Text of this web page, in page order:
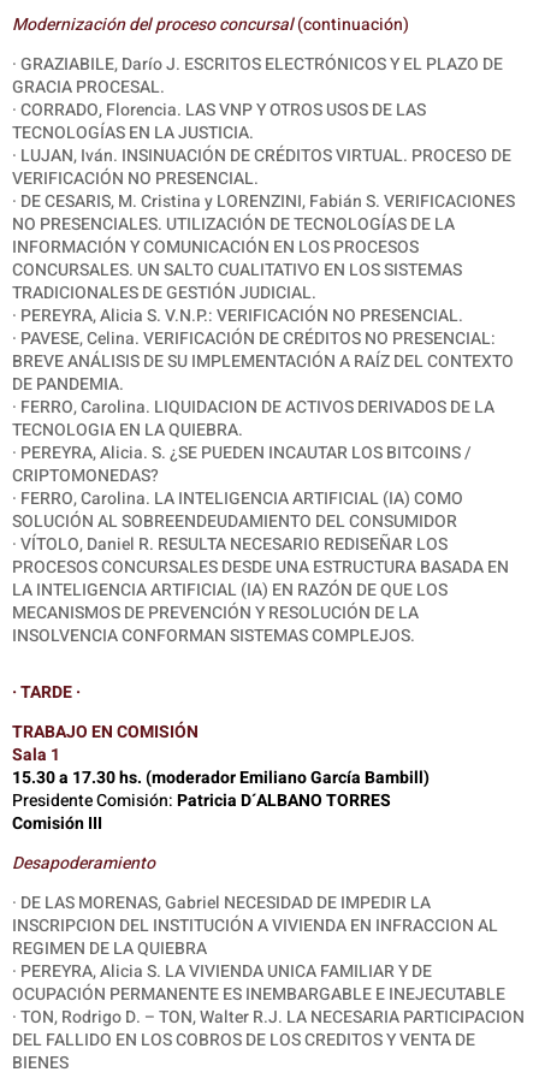
Modernización del proceso concursal(continuación)
· GRAZIABILE, Darío J. ESCRITOS ELECTRÓNICOS Y EL PLAZO DE
GRACIA PROCESAL.
·CORRADO, Florencia. LAS VNP Y OTROS USOS DE LAS
TECNOLOGÍAS EN LA JUSTICIA.
· LUJAN, Iván. INSINUACIÓN DE CRÉDITOS VIRTUAL. PROCESO DE
VERIFICACIÓN NO PRESENCIAL.
· DE CESARIS, M. Cristina y LORENZINI, Fabián S. VERIFICACIONES
NO PRESENCIALES. UTILIZACIÓN DE TECNOLOGÍAS DE LA
INFORMACIÓN Y COMUNICACIÓN EN LOS PROCESOS
CONCURSALES. UN SALTO CUALITATIVO EN LOS SISTEMAS
TRADICIONALES DE GESTIÓN JUDICIAL.
· PEREYRA, Alicia S. V.N.P.: VERIFICACIÓN NO PRESENCIAL.
· PAVESE, Celina. VERIFICACIÓN DE CRÉDITOS NO PRESENCIAL:
BREVE ANÁLISIS DE SU IMPLEMENTACIÓN A RAÍZ DEL CONTEXTO
DE PANDEMIA.
· FERRO, Carolina. LIQUIDACION DE ACTIVOS DERIVADOS DE LA
TECNOLOGIA EN LA QUIEBRA.
· PEREYRA, Alicia. S. ¿SE PUEDEN INCAUTAR LOS BITCOINS /
CRIPTOMONEDAS?
· FERRO, Carolina. LA INTELIGENCIA ARTIFICIAL (IA) COMO
SOLUCIÓN AL SOBREENDEUDAMIENTO DEL CONSUMIDOR
· VÍTOLO, Daniel R. RESULTA NECESARIO REDISEÑAR LOS
PROCESOS CONCURSALES DESDE UNA ESTRUCTURA BASADA EN
LA INTELIGENCIA ARTIFICIAL (IA) EN RAZÓN DE QUE LOS
MECANISMOS DE PREVENCIÓN Y RESOLUCIÓN DE LA
INSOLVENCIA CONFORMAN SISTEMAS COMPLEJOS.
· TARDE ·
TRABAJO EN COMISIÓN
Sala 1
15.30 a 17.30 hs. (moderador Emiliano García Bambill)
Presidente Comisión:Patricia D´ALBANO TORRES
Comisión III
Desapoderamiento
· DE LAS MORENAS, Gabriel NECESIDAD DE IMPEDIR LA
INSCRIPCION DEL INSTITUCIÓN A VIVIENDA EN INFRACCION AL
REGIMEN DE LA QUIEBRA
· PEREYRA, Alicia S. LA VIVIENDA UNICA FAMILIAR Y DE
OCUPACIÓN PERMANENTE ES INEMBARGABLE E INEJECUTABLE
· TON, Rodrigo D. – TON, Walter R.J. LA NECESARIA PARTICIPACION
DEL FALLIDO EN LOS COBROS DE LOS CREDITOS Y VENTA DE
BIENES